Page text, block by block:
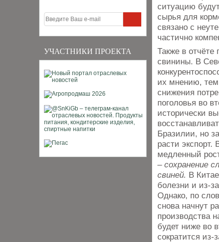
УЧАСТНИКИ ПРОЕКТА
ситуацию
сырья для
связано с
частично
Также в
свинины. В
их мнению,
снижения
поголовья во
исторически
Бразилии, но
расти
медленный
– сохранение
свиней. В
болезни и из-
Однако, по
снова начнут
производства
будет ниже во
сократится